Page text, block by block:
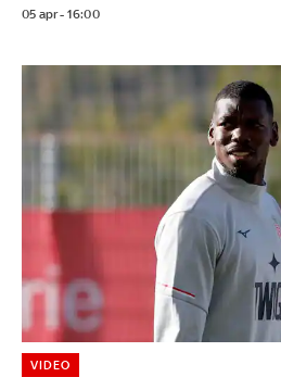
05 apr - 16:00
VIDEO